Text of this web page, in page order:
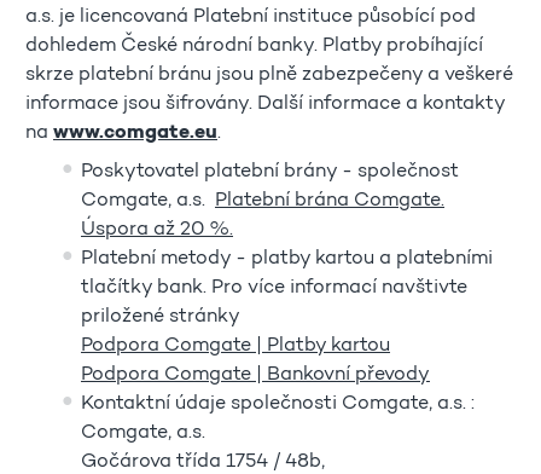
a.s. je licencovaná Platební instituce působící pod
dohledem České národní banky. Platby probíhající
skrze platební bránu jsou plně zabezpečeny a veškeré
informace jsou šifrovány. Další informace a kontakty
na www.comgate.eu.
Poskytovatel platební brány - společnost
Comgate, a.s. Platební brána Comgate.
Úspora až 20 %.
Platební metody - platby kartou a platebními
tlačítky bank. Pro více informací navštivte
priložené stránky
Podpora Comgate | Platby kartou
Podpora Comgate | Bankovní převody
Kontaktní údaje společnosti Comgate, a.s. :
Comgate, a.s.
Gočárova třída 1754 / 48b,